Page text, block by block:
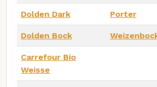
Dolden Dark Porter
Dolden Bock
Carrefour Bio
Weisse